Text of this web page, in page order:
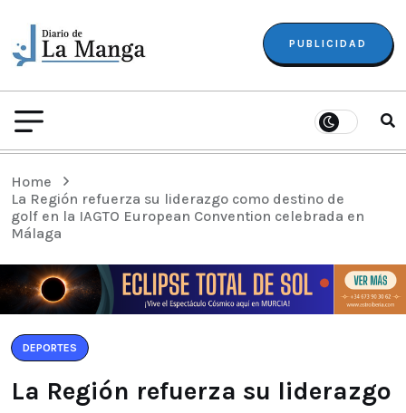
PUBLICIDAD
Home
La Región refuerza su liderazgo como destino de
golf en la IAGTO European Convention celebrada en
Málaga
DEPORTES
La Región refuerza su liderazgo